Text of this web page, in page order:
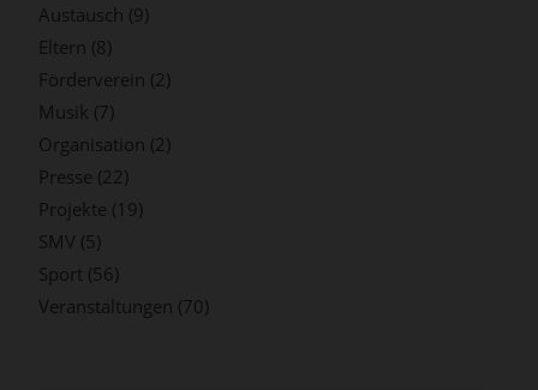
Austausch (9)
Eltern (8)
Förderverein (2)
Musik (7)
Organisation (2)
Presse (22)
Projekte (19)
SMV (5)
Sport (56)
Veranstaltungen (70)